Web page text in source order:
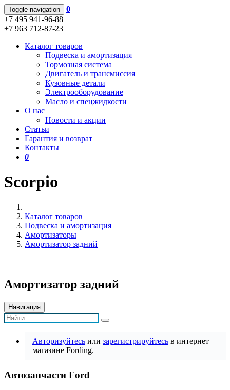
Toggle navigation
0
+7 495 941-96-88
+7 963 712-87-23
Каталог товаров
Подвеска и амортизация
Тормозная система
Двигатель и трансмиссия
Кузовные детали
Электрооборудование
Масло и спецжидкости
О нас
Новости и акции
Статьи
Гарантия и возврат
Контакты
0
Scorpio
Каталог товаров
Подвеска и амортизация
Амортизаторы
Амортизатор задний
Амортизатор задний
Навигация
Авторизуйтесь или зарегистрируйтесь в интернет
магазине Fording.
Автозапчасти Ford